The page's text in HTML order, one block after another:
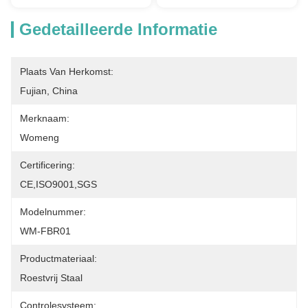
Gedetailleerde Informatie
Plaats Van Herkomst:
Fujian, China
Merknaam:
Womeng
Certificering:
CE,ISO9001,SGS
Modelnummer:
WM-FBR01
Productmateriaal:
Roestvrij Staal
Controlesysteem: